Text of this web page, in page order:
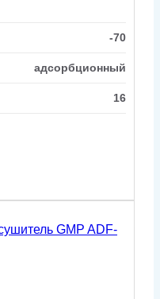
-70
адсорбционный
16